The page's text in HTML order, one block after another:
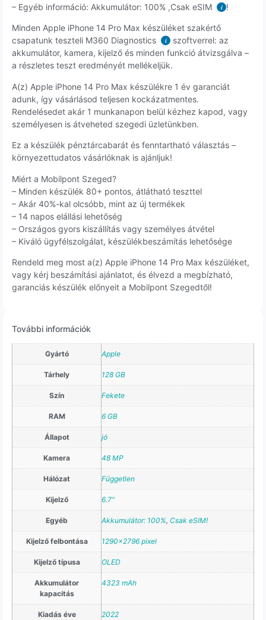
– Egyéb információ: Akkumulátor: 100% ,Csak eSIM
i !
Minden Apple iPhone 14 Pro Max készüléket szakértő
csapatunk teszteli M360 Diagnostics
i
szoftverrel: az
akkumulátor, kamera, kijelző és minden funkció átvizsgálva –
a részletes teszt eredményét mellékeljük.
A(z) Apple iPhone 14 Pro Max készülékre 1 év garanciát
adunk, így vásárlásod teljesen kockázatmentes.
Rendelésedet akár 1 munkanapon belül kézhez kapod, vagy
személyesen is átveheted szegedi üzletünkben.
Ez a készülék pénztárcabarát és fenntartható választás –
környezettudatos vásárlóknak is ajánljuk!
Miért a Mobilpont Szeged?
– Minden készülék 80+ pontos, átlátható teszttel
– Akár 40%-kal olcsóbb, mint az új termékek
– 14 napos elállási lehetőség
– Országos gyors kiszállítás vagy személyes átvétel
– Kiváló ügyfélszolgálat, készülékbeszámítás lehetősége
Rendeld meg most a(z) Apple iPhone 14 Pro Max készüléket,
vagy kérj beszámítási ajánlatot, és élvezd a megbízható,
garanciás készülék előnyeit a Mobilpont Szegedtől!
További információk
Gyártó Apple
Tárhely 128 GB
Szín Fekete
RAM 6 GB
Állapot jó
Kamera 48 MP
Hálózat Független
Kijelző 6.7"
Egyéb Akkumulátor: 100%, Csak eSIM!
Kijelző felbontása 1290×2796 pixel
Kijelző típusa OLED
Akkumulátor
kapacitás
4323 mAh
Kiadás éve 2022